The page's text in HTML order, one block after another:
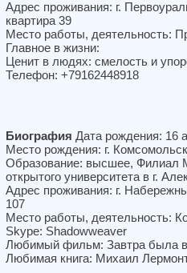
Адрес проживания: г.
квартира 39
Место работы, деятельность:
Главное в жизни:
Ценит в людях: смелость и
Телефон: +79162448918
Биография Дата рождения: 16
Место рождения: г. Комсомольск
Образование: высшее, Филиал
открытого университета в г.
Адрес проживания: г.
107
Место работы, деятельность:
Skype: Shadowweaver
Любимый фильм: Завтра была
Любимая книга: Михаил